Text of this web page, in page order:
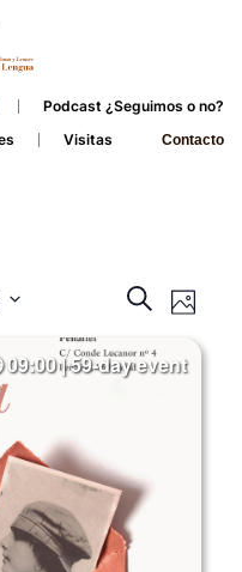
Podcast ¿Seguimos o no?
Publicaciones
Visitas
Search
Photo
09:00 | 59-day event